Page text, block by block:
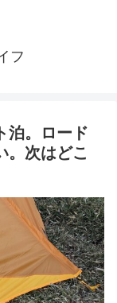
フ
泊。ロード
。次はどこ